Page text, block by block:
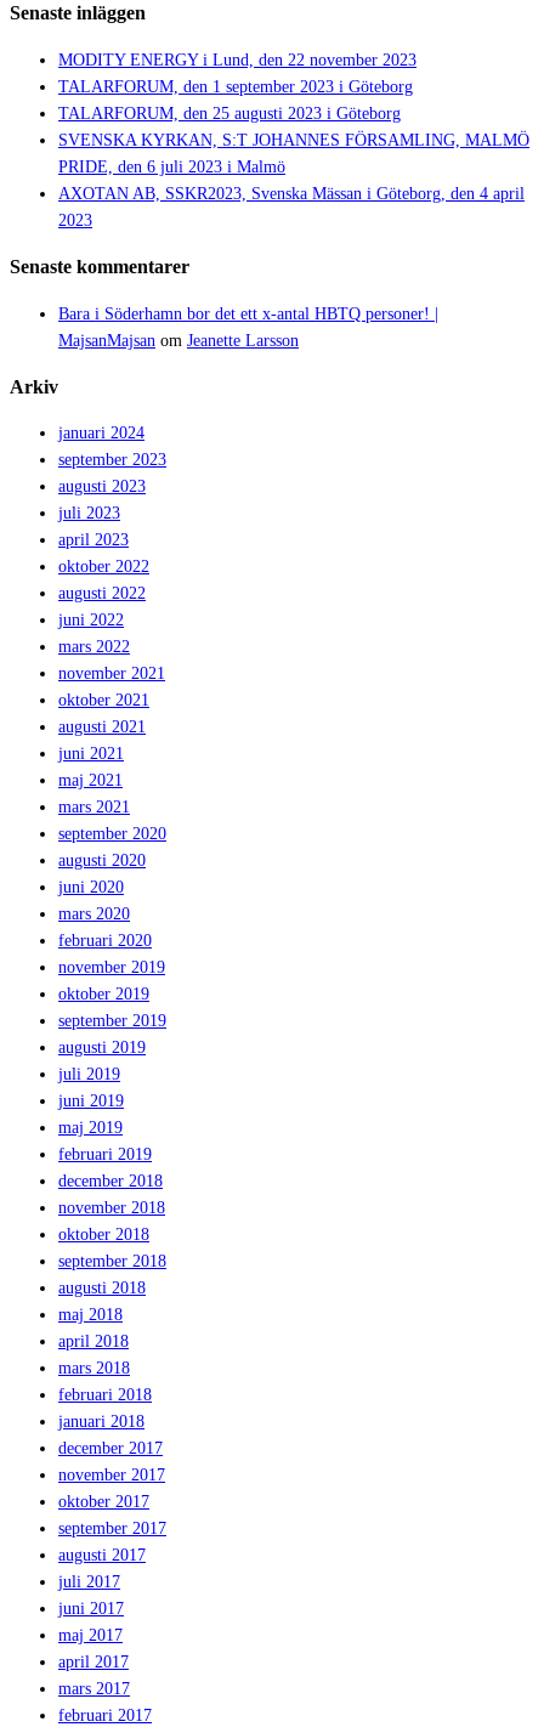
Senaste inläggen
MODITY ENERGY i Lund, den 22 november 2023
TALARFORUM, den 1 september 2023 i Göteborg
TALARFORUM, den 25 augusti 2023 i Göteborg
SVENSKA KYRKAN, S:T JOHANNES FÖRSAMLING, MALMÖ
PRIDE, den 6 juli 2023 i Malmö
AXOTAN AB, SSKR2023, Svenska Mässan i Göteborg, den 4 april
2023
Senaste kommentarer
Bara i Söderhamn bor det ett x-antal HBTQ personer! |
MajsanMajsan om Jeanette Larsson
Arkiv
januari 2024
september 2023
augusti 2023
juli 2023
april 2023
oktober 2022
augusti 2022
juni 2022
mars 2022
november 2021
oktober 2021
augusti 2021
juni 2021
maj 2021
mars 2021
september 2020
augusti 2020
juni 2020
mars 2020
februari 2020
november 2019
oktober 2019
september 2019
augusti 2019
juli 2019
juni 2019
maj 2019
februari 2019
december 2018
november 2018
oktober 2018
september 2018
augusti 2018
maj 2018
april 2018
mars 2018
februari 2018
januari 2018
december 2017
november 2017
oktober 2017
september 2017
augusti 2017
juli 2017
juni 2017
maj 2017
april 2017
mars 2017
februari 2017